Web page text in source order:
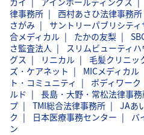
律事務所
西村あさひ法律事務所
さがみ
サントリーパブリシティ
合メディカル
たかの友梨
さ監査法人
スリムビューティハ
グス
リニカル 毛髪クリニッ
ズ・ケアネット
MICメディカル
ト・コミュニティ
ボディワーク
ルド
長島・大野・常松法律事
プ
TMI総合法律事務所 JAあ
ク
日本医療事務センター バ
ン